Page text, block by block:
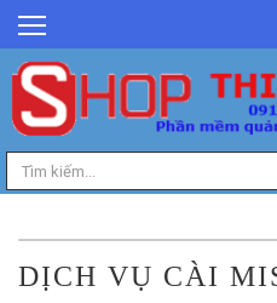
GIỚI THIỆU
TIN TỨC
SẢN PHẨM
DỊCH VỤ
LIÊN HỆ
TIỆN ÍCH
DỊCH VỤ CÀI